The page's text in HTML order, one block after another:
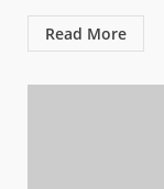
Read More